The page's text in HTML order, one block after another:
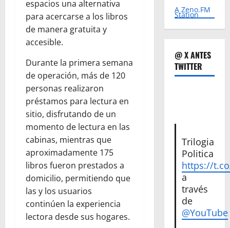
espacios una alternativa
para acercarse a los libros
de manera gratuita y
accesible.
Durante la primera semana
de operación, más de 120
personas realizaron
préstamos para lectura en
sitio, disfrutando de un
momento de lectura en las
cabinas, mientras que
aproximadamente 175
libros fueron prestados a
domicilio, permitiendo que
las y los usuarios
continúen la experiencia
lectora desde sus hogares.
A Zeno.FM
Station
@ X ANTES
TWITTER
Trilogia
Politica
https://
a
través
de
@YouTube